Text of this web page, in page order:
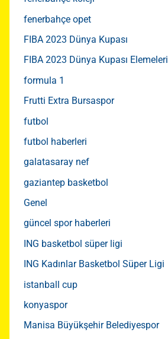
fenerbahçe opet
FIBA 2023 Dünya Kupası
FIBA 2023 Dünya Kupası Elemeleri
formula 1
Frutti Extra Bursaspor
futbol
futbol haberleri
galatasaray nef
gaziantep basketbol
Genel
güncel spor haberleri
ING basketbol süper ligi
ING Kadınlar Basketbol Süper Ligi
istanball cup
konyaspor
Manisa Büyükşehir Belediyespor